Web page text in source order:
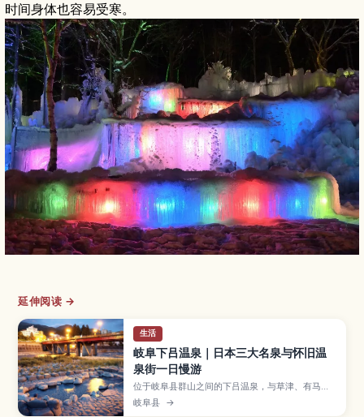
时间身体也容易受寒。
延伸阅读 →
生活
岐阜下吕温泉｜日本三大名泉与怀旧温
泉街一日慢游
位于岐阜县群山之间的下吕温泉，与草津、有马并
列日本三大名泉，以丝滑的美肌泉质和充满昭和氛
围的温泉街闻名。文章介绍足汤与河畔露天温泉、
岐阜县 →